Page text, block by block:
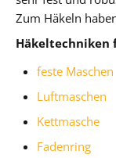
Zum Häkeln
Häkeltechniken
feste Maschen
Luftmaschen
Kettmasche
Fadenring